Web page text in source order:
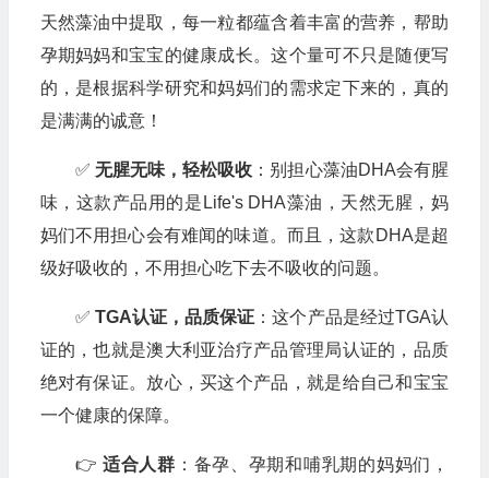
天然藻油中提取，每一粒都蕴含着丰富的营养，帮助
孕期妈妈和宝宝的健康成长。这个量可不只是随便写
的，是根据科学研究和妈妈们的需求定下来的，真的
是满满的诚意！
✅ 无腥无味，轻松吸收 ：别担心藻油DHA会有腥
味，这款产品用的是Life's DHA藻油，天然无腥，妈
妈们不用担心会有难闻的味道。而且，这款DHA是超
级好吸收的，不用担心吃下去不吸收的问题。
✅ TGA认证，品质保证 ：这个产品是经过TGA认
证的，也就是澳大利亚治疗产品管理局认证的，品质
绝对有保证。放心，买这个产品，就是给自己和宝宝
一个健康的保障。
👉适合人群 ：备孕、孕期和哺乳期的妈妈们，